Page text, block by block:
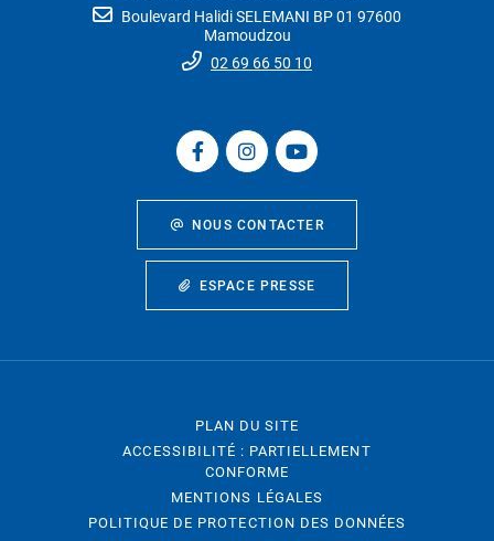
Boulevard Halidi SELEMANI BP 01 97600
Mamoudzou
02 69 66 50 10
NOUS CONTACTER
ESPACE PRESSE
PLAN DU SITE
ACCESSIBILITÉ : PARTIELLEMENT
CONFORME
MENTIONS LÉGALES
POLITIQUE DE PROTECTION DES DONNÉES